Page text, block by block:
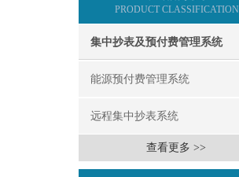
PRODUCT CLASSIFICATION
集中抄表及预付费管理系统
能源预付费管理系统
远程集中抄表系统
查看更多 >>